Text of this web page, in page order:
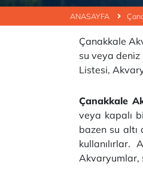
ANASAYFA
Çanakkale
su veya
Listesi,
Çanakkale
veya kapalı
bazen su altı
kullanılırlar.
Akvaryumlar,